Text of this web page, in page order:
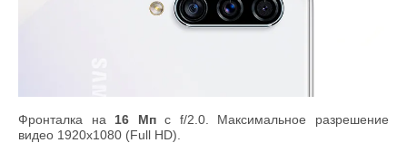
Фронталка на 16 Мпс f/2.0. Максимальное разрешение
видео 1920x1080 (Full HD).